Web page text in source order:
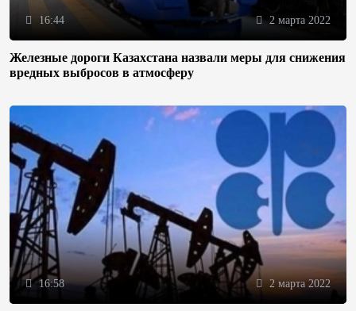
16:44 2 марта 2022
Железные дороги Казахстана назвали меры для снижения
вредных выбросов в атмосферу
16:58 2 марта 2022